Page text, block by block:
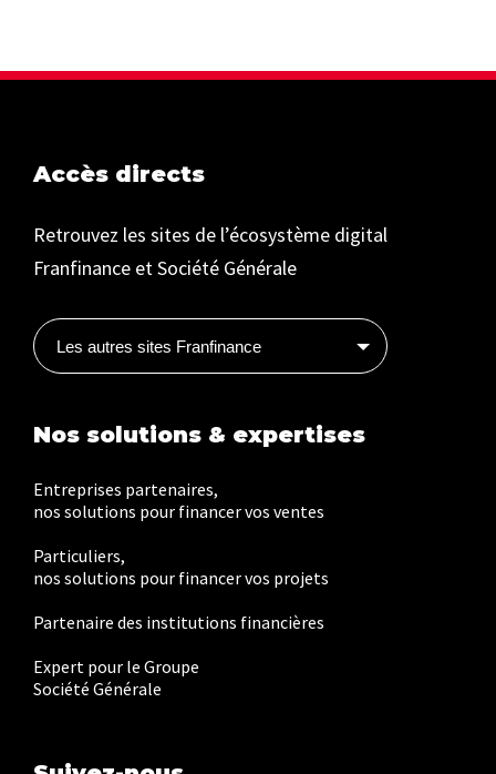
Accès directs
Retrouvez les sites de l’écosystème digital
Franfinance et Société Générale
Les autres sites Franfinance
Nos solutions & expertises
Entreprises partenaires,
nos solutions pour financer vos ventes
Particuliers,
nos solutions pour financer vos projets
Partenaire des institutions financières
Expert pour le Groupe
Société Générale